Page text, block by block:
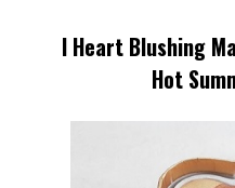
I Heart Blushing
Hot